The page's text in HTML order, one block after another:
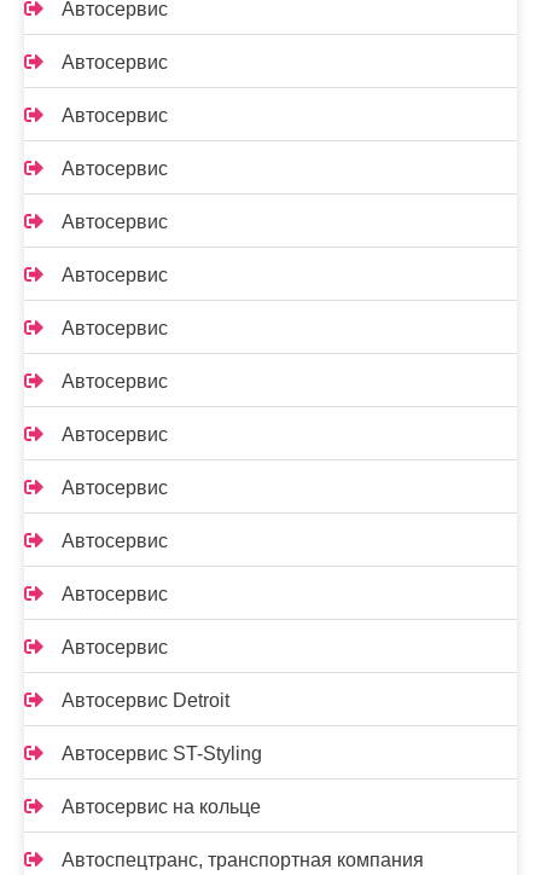
Автосервис
Автосервис
Автосервис
Автосервис
Автосервис
Автосервис
Автосервис
Автосервис
Автосервис
Автосервис
Автосервис
Автосервис
Автосервис
Автосервис Detroit
Автосервис ST-Styling
Автосервис на кольце
Автоспецтранс, транспортная компания